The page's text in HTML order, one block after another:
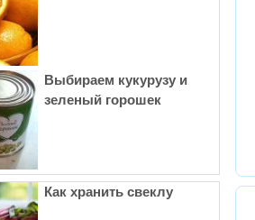
Выбираем кукурузу и
зеленый горошек
Как хранить свеклу